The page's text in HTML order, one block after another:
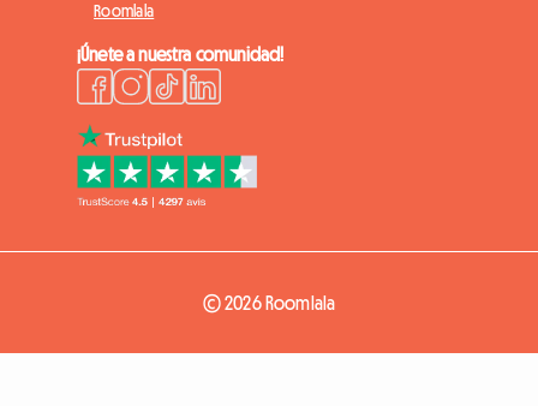
Roomlala
¡Únete a nuestra comunidad!
© 2026 Roomlala